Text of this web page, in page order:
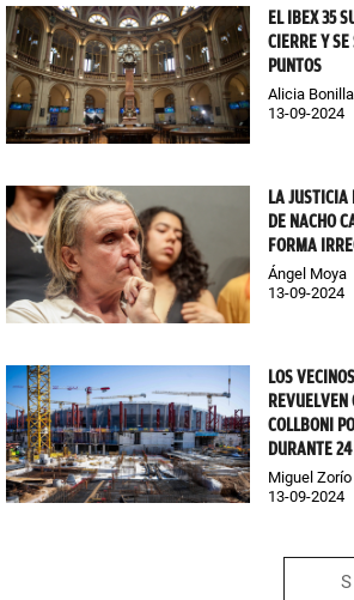
EL IBEX 35
CIERRE Y
PUNTOS
Alicia Bonilla
13-09-2024
LA JUSTICIA
DE NACHO
FORMA
Ángel Moya
13-09-2024
LOS
REVUELVEN
COLLBONI
DURANTE
Miguel Zorío
13-09-2024